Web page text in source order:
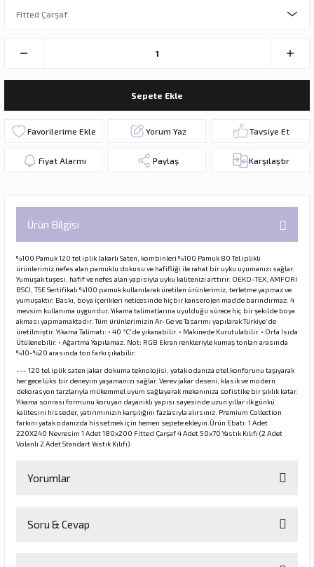
Sepete Ekle
Yorum Yaz Tavsiye Et
Fiyat Alarmı Paylaş Karşılaştır
Ürün Bilgisi
%100 Pamuk 120 tel iplik Jakarlı Saten, kombinleri %100 Pamuk 80 Tel iplikli
ürünlerimiz nefes alan pamuklu dokusu ve hafifliği ile rahat bir uyku uyumanızı sağlar.
Yumuşak tuşesi, hafif ve nefes alan yapısıyla uyku kalitenizi arttırır. OEKO-TEX, AMFORI
BSCI, TSE Sertifikalı %100 pamuk kullanılarak üretilen ürünlerimiz, terletme yapmaz ve
yumuşaktır. Baskı, boya içerikleri neticesinde hiçbir kanserojen madde barındırmaz. 4
mevsim kullanıma uygundur. Yıkama talimatlarına uyulduğu sürece hiç bir şekilde boya
akması yapmamaktadır. Tüm ürünlerimizin Ar-Ge ve Tasarımı yapılarak Türkiye’de
üretilmiştir. Yıkama Talimatı: • 40 °C'de yıkanabilir. • Makinede Kurutulabilir. • Orta Isıda
Ütülenebilir. • Ağartma Yapılamaz. Not: RGB Ekran renkleriyle kumaş tonları arasında
%10-%20 arasında ton farkı çıkabilir.
--- 120 tel iplik saten jakar dokuma teknolojisi, yatak odanıza otel konforunu taşıyarak
her gece lüks bir deneyim yaşamanızı sağlar. Verev jakar deseni, klasik ve modern
dekorasyon tarzlarıyla mükemmel uyum sağlayarak mekanınıza sofistike bir şıklık katar.
Yıkama sonrası formunu koruyan dayanıklı yapısı sayesinde uzun yıllar ilk günkü
kalitesini hisseder, yatırımınızın karşılığını fazlasıyla alırsınız. Premium Collection
farkını yatak odanızda hissetmek için hemen sepete ekleyin.Ürün Ebatı: 1 Adet
220X240 Nevresim 1 Adet 180x200 Fitted Çarşaf 4 Adet 50x70 Yastık Kılıfı (2 Adet
Volanlı 2 Adet Standart Yastık Kılıfı).
Yorumlar
Soru & Cevap